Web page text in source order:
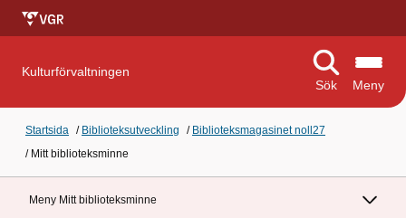
Kulturförvaltningen
Sök
Meny
Startsida / Biblioteksutveckling / Biblioteksmagasinet noll27
/ Mitt biblioteksminne
Meny Mitt biblioteksminne